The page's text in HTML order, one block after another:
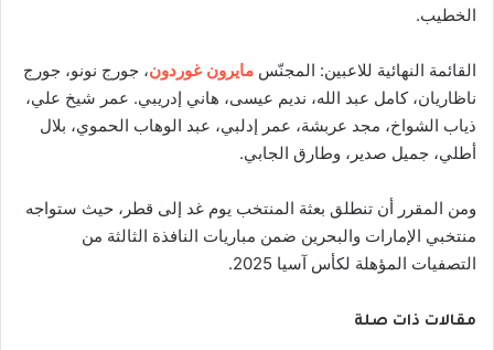
الخطيب.
القائمة النهائية للاعبين: المجنّس مايرون غوردون، جورج نونو، جورج
ناظاريان، كامل عبد الله، نديم عيسى، هاني إدريبي. عمر شيخ علي،
ذياب الشواخ، مجد عربشة، عمر إدلبي، عبد الوهاب الحموي، بلال
أطلي، جميل صدير، وطارق الجابي.
ومن المقرر أن تنطلق بعثة المنتخب يوم غد إلى قطر، حيث ستواجه
منتخبي الإمارات والبحرين ضمن مباريات النافذة الثالثة من
التصفيات المؤهلة لكأس آسيا 2025.
مقالات ذات صلة